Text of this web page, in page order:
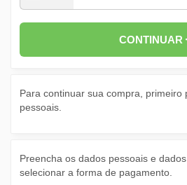
CONTINUAR
Para continuar sua compra, primeiro
pessoais.
Preencha os dados pessoais e
selecionar a forma de pagamento.